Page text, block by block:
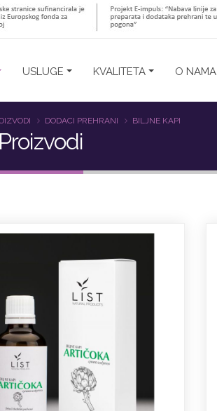
USLUGE KVALITETA O NAMA
DODACI PREHRANI BILJNE KAPI